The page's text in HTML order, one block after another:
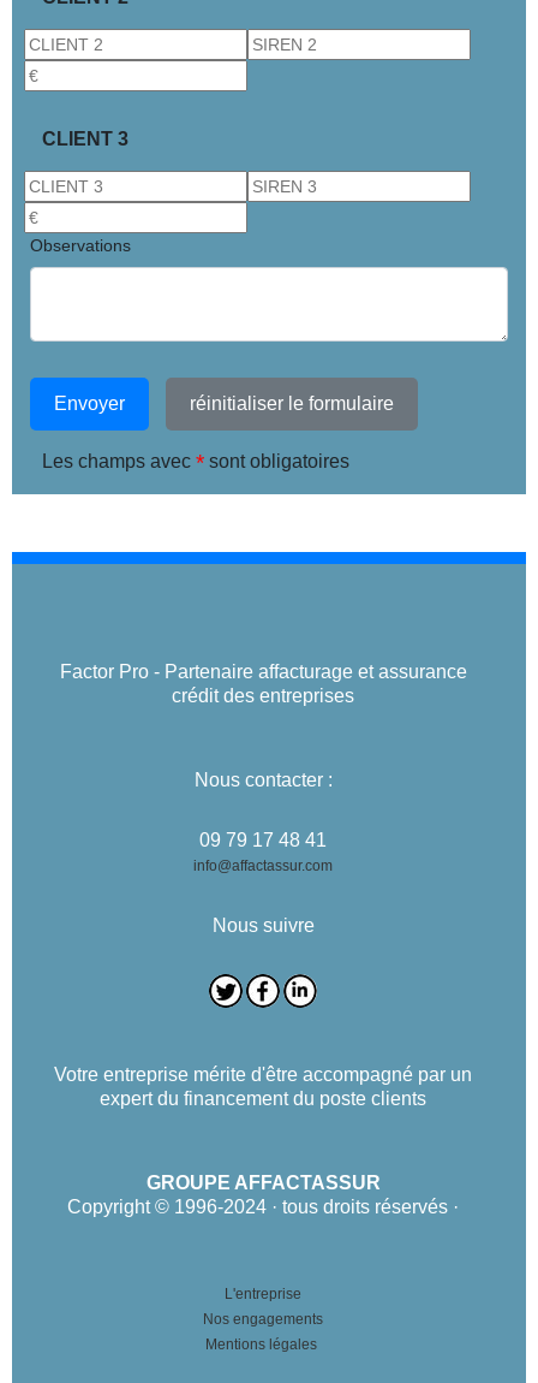
CLIENT 3
Observations
Envoyer réinitialiser le formulaire
Les champs avec * sont obligatoires
Factor Pro - Partenaire affacturage et assurance
crédit des entreprises
Nous contacter :
09 79 17 48 41
info@affactassur.com
Nous suivre
Votre entreprise mérite d'être accompagné par un
expert du financement du poste clients
GROUPE AFFACTASSUR
Copyright © 1996-2024 · tous droits réservés ·
L'entreprise
Nos engagements
Mentions légales